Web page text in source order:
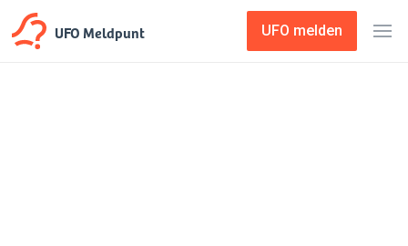
UFO Meldpunt UFO melden